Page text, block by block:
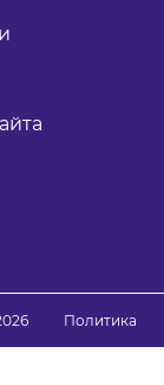
Политика